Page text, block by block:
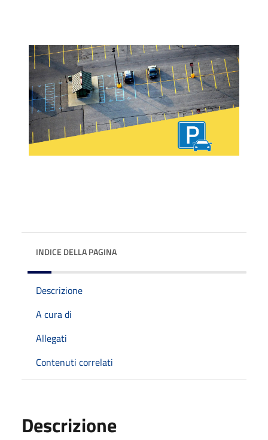
INDICE DELLA PAGINA
Descrizione
A cura di
Allegati
Contenuti correlati
Descrizione